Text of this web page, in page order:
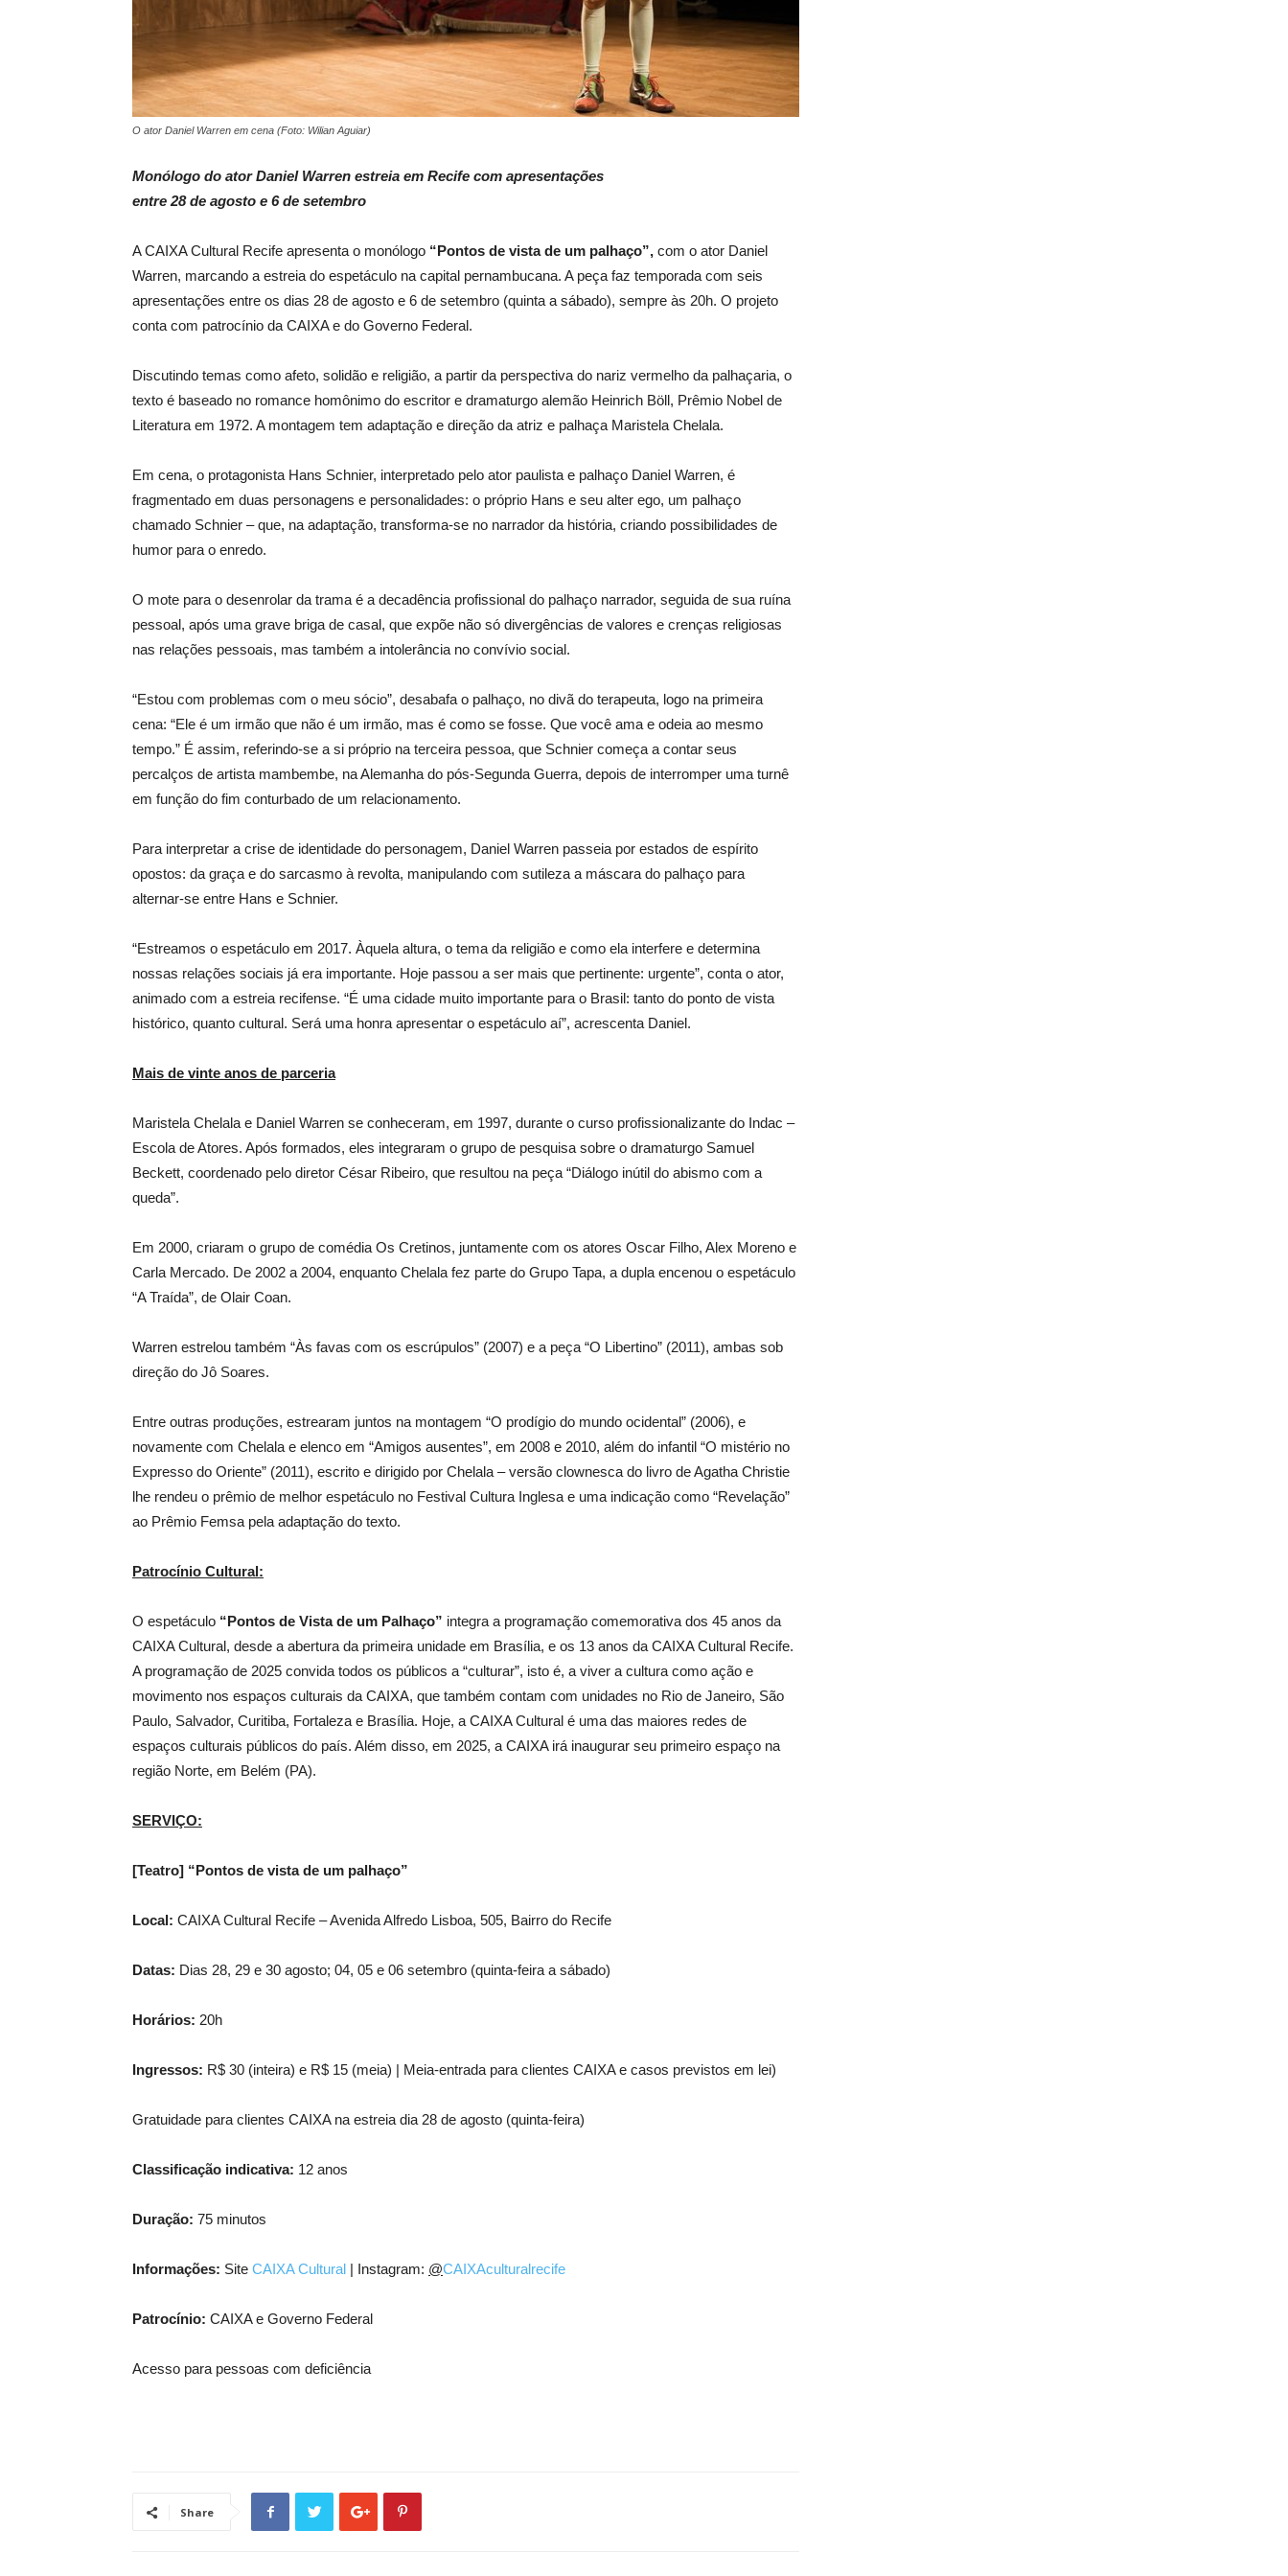
O ator Daniel Warren em cena (Foto: Wilian Aguiar)
Monólogo do ator Daniel Warren estreia em Recife com apresentações
entre 28 de agosto e 6 de setembro
A CAIXA Cultural Recife apresenta o monólogo “Pontos de vista de um palhaço”, com o ator Daniel
Warren, marcando a estreia do espetáculo na capital pernambucana. A peça faz temporada com seis
apresentações entre os dias 28 de agosto e 6 de setembro (quinta a sábado), sempre às 20h. O projeto
conta com patrocínio da CAIXA e do Governo Federal.
Discutindo temas como afeto, solidão e religião, a partir da perspectiva do nariz vermelho da palhaçaria, o
texto é baseado no romance homônimo do escritor e dramaturgo alemão Heinrich Böll, Prêmio Nobel de
Literatura em 1972. A montagem tem adaptação e direção da atriz e palhaça Maristela Chelala.
Em cena, o protagonista Hans Schnier, interpretado pelo ator paulista e palhaço Daniel Warren, é
fragmentado em duas personagens e personalidades: o próprio Hans e seu alter ego, um palhaço
chamado Schnier – que, na adaptação, transforma-se no narrador da história, criando possibilidades de
humor para o enredo.
O mote para o desenrolar da trama é a decadência profissional do palhaço narrador, seguida de sua ruína
pessoal, após uma grave briga de casal, que expõe não só divergências de valores e crenças religiosas
nas relações pessoais, mas também a intolerância no convívio social.
“Estou com problemas com o meu sócio”, desabafa o palhaço, no divã do terapeuta, logo na primeira
cena: “Ele é um irmão que não é um irmão, mas é como se fosse. Que você ama e odeia ao mesmo
tempo.” É assim, referindo-se a si próprio na terceira pessoa, que Schnier começa a contar seus
percalços de artista mambembe, na Alemanha do pós-Segunda Guerra, depois de interromper uma turnê
em função do fim conturbado de um relacionamento.
Para interpretar a crise de identidade do personagem, Daniel Warren passeia por estados de espírito
opostos: da graça e do sarcasmo à revolta, manipulando com sutileza a máscara do palhaço para
alternar-se entre Hans e Schnier.
“Estreamos o espetáculo em 2017. Àquela altura, o tema da religião e como ela interfere e determina
nossas relações sociais já era importante. Hoje passou a ser mais que pertinente: urgente”, conta o ator,
animado com a estreia recifense. “É uma cidade muito importante para o Brasil: tanto do ponto de vista
histórico, quanto cultural. Será uma honra apresentar o espetáculo aí”, acrescenta Daniel.
Mais de vinte anos de parceria
Maristela Chelala e Daniel Warren se conheceram, em 1997, durante o curso profissionalizante do Indac –
Escola de Atores. Após formados, eles integraram o grupo de pesquisa sobre o dramaturgo Samuel
Beckett, coordenado pelo diretor César Ribeiro, que resultou na peça “Diálogo inútil do abismo com a
queda”.
Em 2000, criaram o grupo de comédia Os Cretinos, juntamente com os atores Oscar Filho, Alex Moreno e
Carla Mercado. De 2002 a 2004, enquanto Chelala fez parte do Grupo Tapa, a dupla encenou o espetáculo
“A Traída”, de Olair Coan.
Warren estrelou também “Às favas com os escrúpulos” (2007) e a peça “O Libertino” (2011), ambas sob
direção do Jô Soares.
Entre outras produções, estrearam juntos na montagem “O prodígio do mundo ocidental” (2006), e
novamente com Chelala e elenco em “Amigos ausentes”, em 2008 e 2010, além do infantil “O mistério no
Expresso do Oriente” (2011), escrito e dirigido por Chelala – versão clownesca do livro de Agatha Christie
lhe rendeu o prêmio de melhor espetáculo no Festival Cultura Inglesa e uma indicação como “Revelação”
ao Prêmio Femsa pela adaptação do texto.
Patrocínio Cultural:
O espetáculo “Pontos de Vista de um Palhaço” integra a programação comemorativa dos 45 anos da
CAIXA Cultural, desde a abertura da primeira unidade em Brasília, e os 13 anos da CAIXA Cultural Recife.
A programação de 2025 convida todos os públicos a “culturar”, isto é, a viver a cultura como ação e
movimento nos espaços culturais da CAIXA, que também contam com unidades no Rio de Janeiro, São
Paulo, Salvador, Curitiba, Fortaleza e Brasília. Hoje, a CAIXA Cultural é uma das maiores redes de
espaços culturais públicos do país. Além disso, em 2025, a CAIXA irá inaugurar seu primeiro espaço na
região Norte, em Belém (PA).
SERVIÇO:
[Teatro] “Pontos de vista de um palhaço”
Local: CAIXA Cultural Recife – Avenida Alfredo Lisboa, 505, Bairro do Recife
Datas: Dias 28, 29 e 30 agosto; 04, 05 e 06 setembro (quinta-feira a sábado)
Horários: 20h
Ingressos: R$ 30 (inteira) e R$ 15 (meia) | Meia-entrada para clientes CAIXA e casos previstos em lei)
Gratuidade para clientes CAIXA na estreia dia 28 de agosto (quinta-feira)
Classificação indicativa: 12 anos
Duração: 75 minutos
Informações: Site CAIXA Cultural | Instagram: @CAIXAculturalrecife
Patrocínio: CAIXA e Governo Federal
Acesso para pessoas com deficiência
Share